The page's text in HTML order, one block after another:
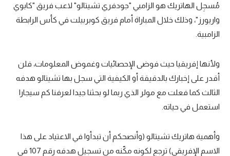
أقسام خاصة
Gamers
تحقيق في الجول
تحليل في الجول
كويز في الجول
مُسجِل الهاتريك هو الزامبي "جودفري تشيتالو" لاعب فريق "كابوي
واريورز"، وذلك خلال المباراة أمام فريق كوبربيلت في كأس الرابطة
الزامبية.
ولأنها إفريقيا حيث فوضى الإحصائيات وغموض المعلومات، فلن
أقدر على إخبارك بالدقيقة أو الكيفية التي سجل بها تشيتالو هدفه
الثالث كما فعلت مع مولر الذي ربما لو بحثنا جيدا لعرفنا كم سيجارا
استعمل في حياته.
وأهمية هاتريك تشيتالو (وأنصحكم أن تبدأوا في الاعتياد على هذا
الاسم الإفريقي) ترجع لكونه مكّنه من تسجيل هدفه رقم 107 في